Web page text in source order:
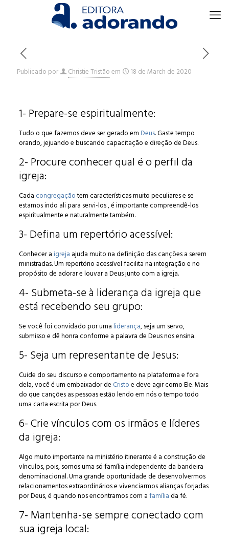
Publicado por Christie Tristãoem 18 de March de 2020
1- Prepare-se espiritualmente:
Tudo o que fazemos deve ser gerado em Deus. Gaste tempo
orando, jejuando e buscando capacitação e direção de Deus.
2- Procure conhecer qual é o perfil da
igreja:
Cada congregaçãotem características muito peculiares e se
estamos indo ali para servi-los , é importante compreendê-los
espiritualmente e naturalmente também.
3- Defina um repertório acessível:
Conhecer a igreja ajuda muito na definição das canções a serem
ministradas. Um repertório acessível facilita na integração e no
propósito de adorar e louvar a Deus junto com a igreja.
4- Submeta-se à liderança da igreja que
está recebendo seu grupo:
Se você foi convidado por uma liderança, seja um servo,
submisso e dê honra conforme a palavra de Deus nos ensina.
5- Seja um representante de Jesus:
Cuide do seu discurso e comportamento na plataforma e fora
dela, você é um embaixador de Cristoe deve agir como Ele. Mais
do que canções as pessoas estão lendo em nós o tempo todo
uma carta escrita por Deus.
6- Crie vínculos com os irmãos e líderes
da igreja:
Algo muito importante na ministério itinerante é a construção de
vínculos, pois, somos uma só família independente da bandeira
denominacional. Uma grande oportunidade de desenvolvermos
relacionamentos extraordinários e vivenciarmos alianças forjadas
por Deus, é quando nos encontramos com afamília da fé.
7- Mantenha-se sempre conectado com
sua igreja local: